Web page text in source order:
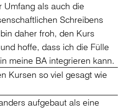
Umfang als auch die
Schreibens
daher froh, den Kurs
hoffe, dass ich die Fülle
meine BA integrieren kann.
Kursen so viel gesagt wie
aufgebaut als eine